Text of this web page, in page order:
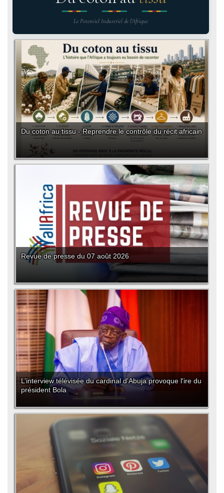
Le Potentiel Industriel de l'Afrique
Du coton au tissu - Reprendre le contrôle du récit africain
Revue de presse du 07 août 2026
L’interview télévisée du cardinal d'Abuja provoque l'ire du
président Bola